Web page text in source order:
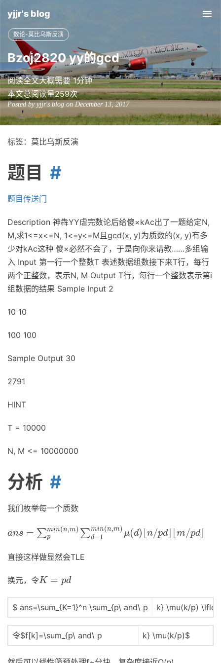
yjjr's blog
数论-莫比乌斯反演
Bzoj2820 yy的gcd
阅读全文大概需要 1分钟
本文总阅读量259次
Posted by yjjr's blog on December 13, 2017
标签：莫比乌斯反演
题目
题目传送门
Description 神犇YY虐完数论后给傻×kAc出了一题给定N,
M,求1<=x<=N, 1<=y<=M且gcd(x, y)为质数的(x, y)有多
少对kAc这种 傻×必然不会了，于是向你来请教……多组输
入 Input 第一行一个整数T 表述数据组数接下来T行，每行
两个正整数，表示N, M Output T行，每行一个整数表示第i
组数据的结果 Sample Input 2
10 10
100 100
Sample Output 30
2791
HINT
T = 10000
N, M <= 10000000
分析
我们枚举每一个质数
ans = ∑min(n,m)
p ∑min(n,m)
d=1 μ(d) n/pd⌋ m /pd⌋
ans= ∑p m n(n,m)∑d =1 min(n,m)μ (d)⌊n pd⌋⌊m d⌋
直接这样做显然会TLE
换元，令K = pd
K= pd
$ ans=\sum_{K=1}^n \sum_{p\ and\ p k} \mu(k/p)
令$f[k]=\sum_{p\ and\ p k} \mu(k/p)$